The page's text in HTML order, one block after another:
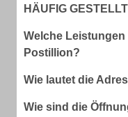
HÄUFIG
Welche
Postillion?
Wie lautet die
Wie sind die